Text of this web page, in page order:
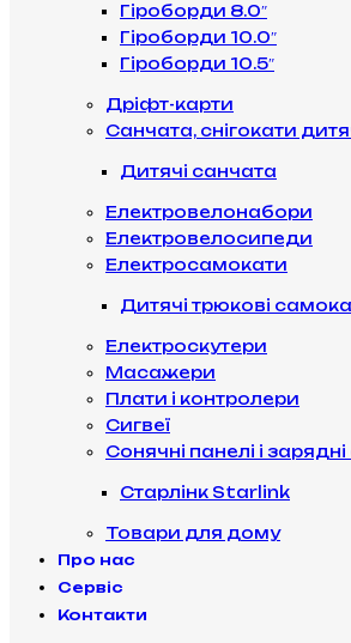
Гіроборди 8.0″
Гіроборди 10.0″
Гіроборди 10.5″
Дріфт-карти
Санчата, снігокати
Дитячі санчата
Електровелонабори
Електровелосипеди
Електросамокати
Дитячі трюкові
Електроскутери
Масажери
Плати і контролери
Сигвеї
Сонячні панелі і зарядні
Старлінк Starlink
Товари для дому
Про нас
Сервіс
Контакти